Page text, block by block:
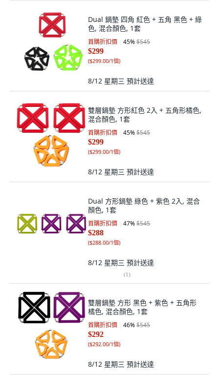
Dual 鍋墊 四角 紅色 + 五角 黑色 + 綠
色, 混合顏色, 1套
首購折扣價 45%$545
$299
($299.00/1個)
8/12 星期三 預計送達
雙層鍋墊 方形紅色 2入 + 五角形橘色,
混合顏色, 1套
首購折扣價 45%$545
$299
($299.00/1個)
8/12 星期三 預計送達
Dual 方形鍋墊 綠色 + 紫色 2入, 混合
顏色, 1套
首購折扣價 47%$545
$288
($288.00/1個)
8/12 星期三 預計送達
(1)
雙層鍋墊 方形 黑色 + 紫色 + 五角形
橘色, 混合顏色, 1套
首購折扣價 46%$545
$292
($292.00/1個)
8/12 星期三 預計送達